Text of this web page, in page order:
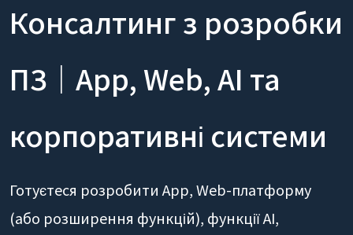
Консалтинг з розробки
ПЗ｜App, Web, AI та
корпоративні системи
Готуєтеся розробити App, Web-платформу
(або розширення функцій), функції AI,